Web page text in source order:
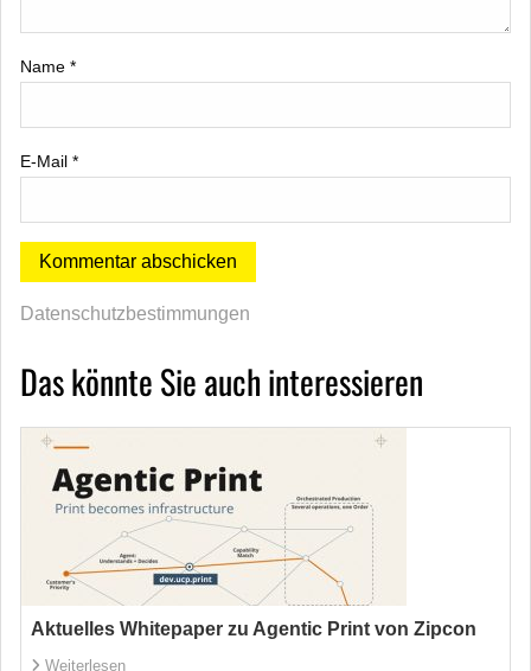
Name *
E-Mail *
Datenschutzbestimmungen
Das könnte Sie auch interessieren
Aktuelles Whitepaper zu Agentic Print von Zipcon
Weiterlesen